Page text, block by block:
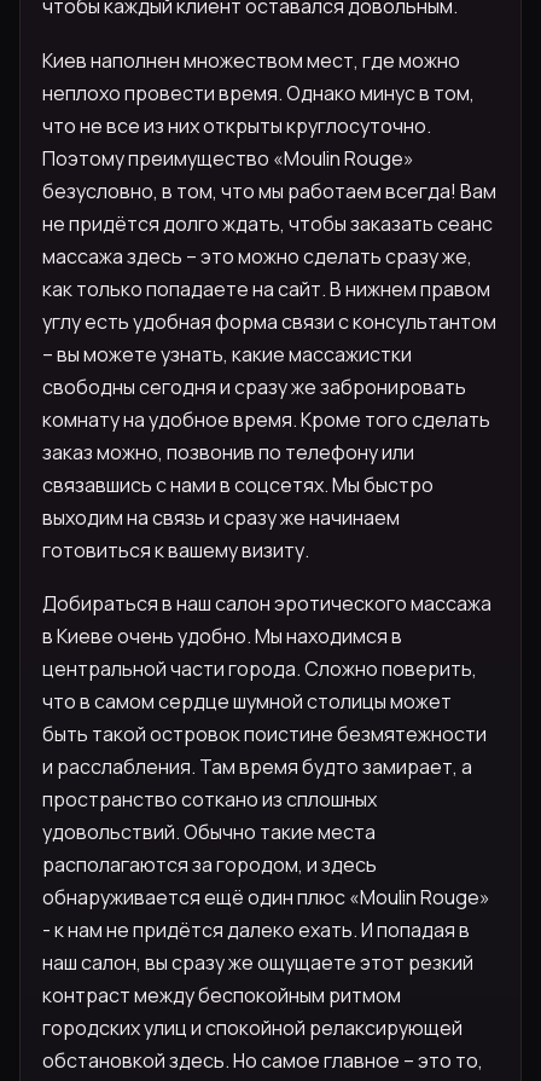
чтобы каждый клиент оставался довольным.
Киев наполнен множеством мест, где можно
неплохо провести время. Однако минус в том,
что не все из них открыты круглосуточно.
Поэтому преимущество «Moulin Rouge»
безусловно, в том, что мы работаем всегда! Вам
не придётся долго ждать, чтобы заказать сеанс
массажа здесь – это можно сделать сразу же,
как только попадаете на сайт. В нижнем правом
углу есть удобная форма связи с консультантом
– вы можете узнать, какие массажистки
свободны сегодня и сразу же забронировать
комнату на удобное время. Кроме того сделать
заказ можно, позвонив по телефону или
связавшись с нами в соцсетях. Мы быстро
выходим на связь и сразу же начинаем
готовиться к вашему визиту.
Добираться в наш салон эротического массажа
в Киеве очень удобно. Мы находимся в
центральной части города. Сложно поверить,
что в самом сердце шумной столицы может
быть такой островок поистине безмятежности
и расслабления. Там время будто замирает, а
пространство соткано из сплошных
удовольствий. Обычно такие места
располагаются за городом, и здесь
обнаруживается ещё один плюс «Moulin Rouge»
- к нам не придётся далеко ехать. И попадая в
наш салон, вы сразу же ощущаете этот резкий
контраст между беспокойным ритмом
городских улиц и спокойной релаксирующей
обстановкой здесь. Но самое главное – это то,